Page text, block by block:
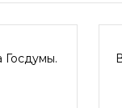
Госдумы.